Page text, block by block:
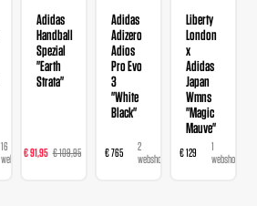
16
webshops
Adidas
Handball
Spezial
"Earth
Strata"
€ 91,95 € 109,95
webshops
Adidas
Adizero
Adios
Pro Evo
3
"White
Black"
€ 765
2
webshops
Liberty
London
x
Adidas
Japan
Wmns
"Magic
Mauve"
€ 129
1
webshop